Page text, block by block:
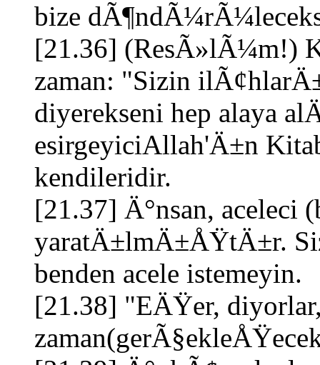
bize
[21.36] (ResÃ»lÃ¼m!)
zaman: "Sizin
diyerekseni hep alaya
esirgeyiciAllah'Ä±n
kendileridir.
[21.37] Ä°nsan, aceleci
yaratÄ±lmÄ±ÅŸtÄ±r.
benden acele istemeyin.
[21.38] "EÄŸer,